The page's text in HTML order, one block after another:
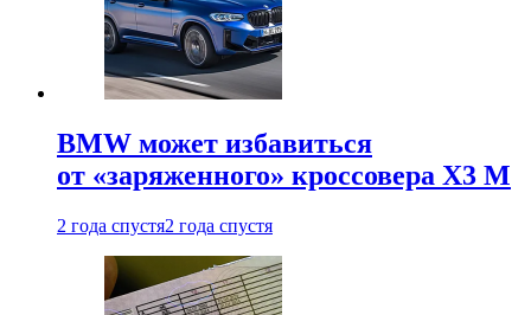
BMW может избавиться
от «заряженного» кроссовера X3 M
2 года спустя2 года спустя